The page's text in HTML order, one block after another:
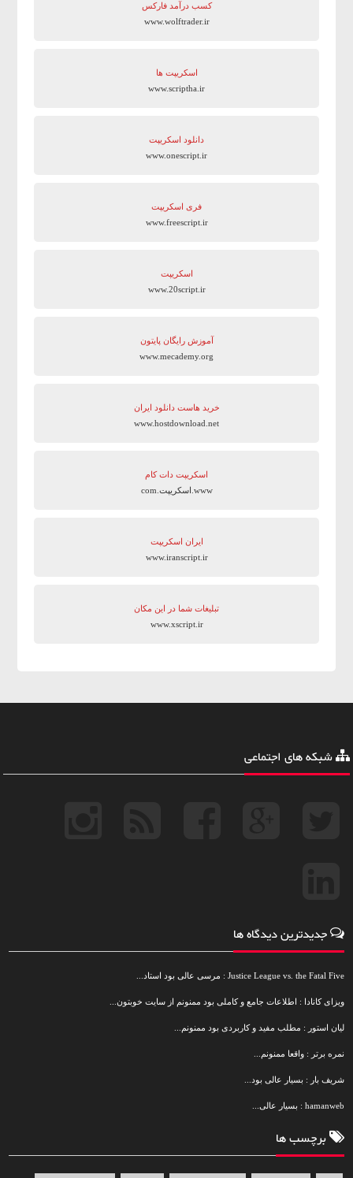
کسب درآمد فارکس
www.wolftrader.ir
اسکریپت ها
www.scriptha.ir
دانلود اسکریپت
www.onescript.ir
فری اسکریپت
www.freescript.ir
اسکریپت
www.20script.ir
آموزش رایگان پایتون
www.mecademy.org
خرید هاست دانلود ایران
www.hostdownload.net
اسکریپت دات کام
www.اسکریپت.com
ایران اسکریپت
www.iranscript.ir
تبلیغات شما در این مکان
www.xscript.ir
شبکه های اجتماعی
جدیدترین دیدگاه ها
Justice League vs. the Fatal Five : مرسی عالی بود استاد...
ویزای کانادا : اطلاعات جامع و کاملی بود ممنونم از سایت خوبتون...
لیان استور : مطلب مفید و کاربردی بود ممنونم...
نمره برتر : واقعا ممنونم...
شریف بار : بسیار عالی بود...
hamanweb : بسیار عالی...
برچسب ها